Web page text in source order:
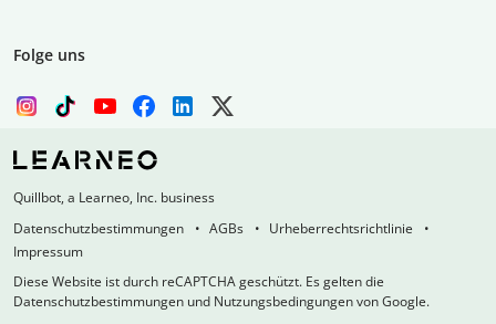
Folge uns
Quillbot, a Learneo, Inc. business
Datenschutzbestimmungen
AGBs
Urheberrechtsrichtlinie
Impressum
Diese Website ist durch reCAPTCHA geschützt. Es gelten die
Datenschutzbestimmungen und Nutzungsbedingungen von Google.